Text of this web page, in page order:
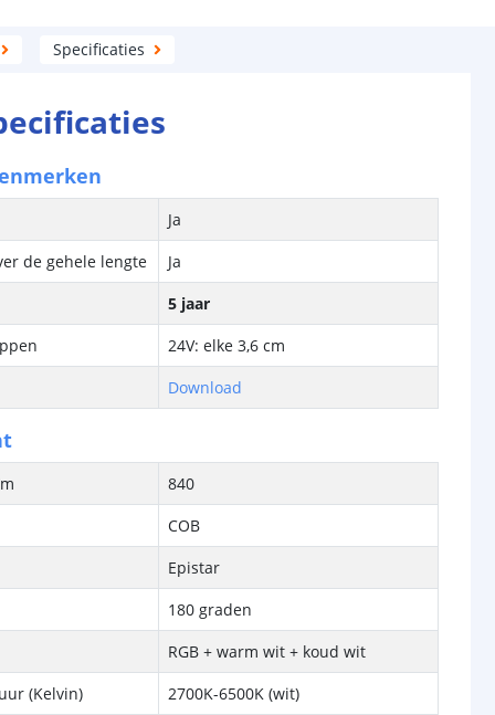
Specificaties
Ja
de gehele lengte
Ja
5 jaar
24V: elke 3,6 cm
Download
840
COB
Epistar
180 graden
RGB + warm wit + koud wit
(Kelvin)
2700K-6500K (wit)